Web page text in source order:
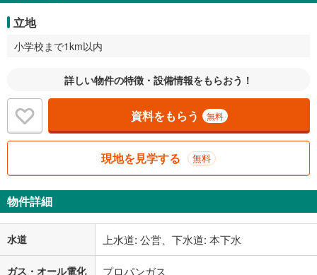
立地
小学校まで1km以内
詳しい物件の特徴・設備情報をもらおう！
資料をもらう 無料
現地を見学する 無料
物件詳細
水道 上水道: 公営、下水道: 本下水
ガス・オール電化 プロパンガス